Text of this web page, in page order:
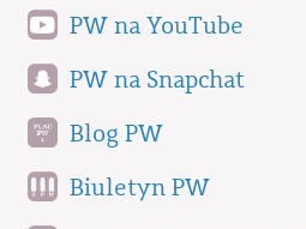
PW na YouTube
PW na Snapchat
Blog PW
Biuletyn PW